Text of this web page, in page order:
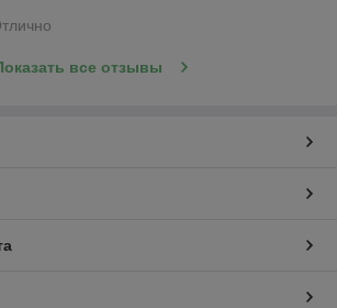
все отзывы